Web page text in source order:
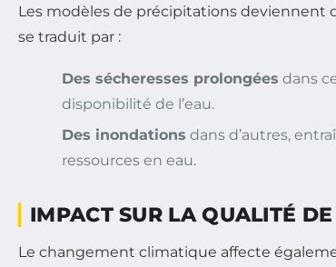
Les modèles de précipitations deviennent
se traduit par :
Des sécheresses prolongées dans
disponibilité de l’eau.
Des inondations dans d’autres,
ressources en eau.
IMPACT SUR LA QUALITÉ DE
Le changement climatique affecte